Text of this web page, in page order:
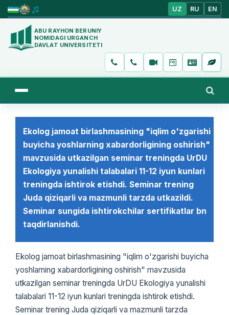
UZ RU EN
ABU RAYHON BERUNIY
NOMIDAGI URGANCH
DAVLAT UNIVERSITETI
Ekolog jamoat birlashmasining "iqlim o'zgarishi
buyicha yoshlarning xabardorligining oshirish"
mavzusida utkazilgan seminar treningda UrDU
Ekologiya yunalishi talabalari 11-12 iyun kunlari
treningda ishtirok etishdi. Seminar trening
Juda qiziqarli va mazmunli tarzda utkazildi.
Seminar sungida ishtirokchilar sertifikatlar bn
taqdirlanishdi.
Ekolog jamoat birlashmasining "iqlim o'zgarishi buyicha
yoshlarning xabardorligining oshirish" mavzusida
utkazilgan seminar treningda UrDU Ekologiya yunalishi
talabalari 11-12 iyun kunlari treningda ishtirok etishdi.
Seminar trening Juda qiziqarli va mazmunli tarzda